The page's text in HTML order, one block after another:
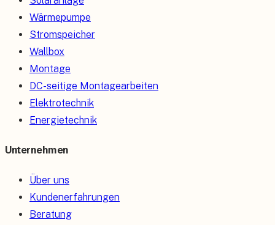
Wärmepumpe
Stromspeicher
Wallbox
Montage
DC-seitige Montagearbeiten
Elektrotechnik
Energietechnik
Unternehmen
Über uns
Kundenerfahrungen
Beratung